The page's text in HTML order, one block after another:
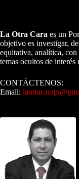
La Otra Cara es un
objetivo es investigar,
equitativa, analítica,
temas ocultos de interés
CONTÁCTENOS:
Email: